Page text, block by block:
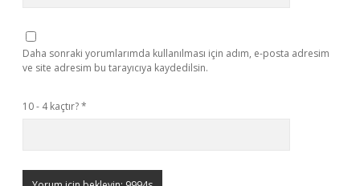
Daha sonraki yorumlarımda kullanılması için adım, e-posta adresim
ve site adresim bu tarayıcıya kaydedilsin.
10 - 4 kaçtır?*